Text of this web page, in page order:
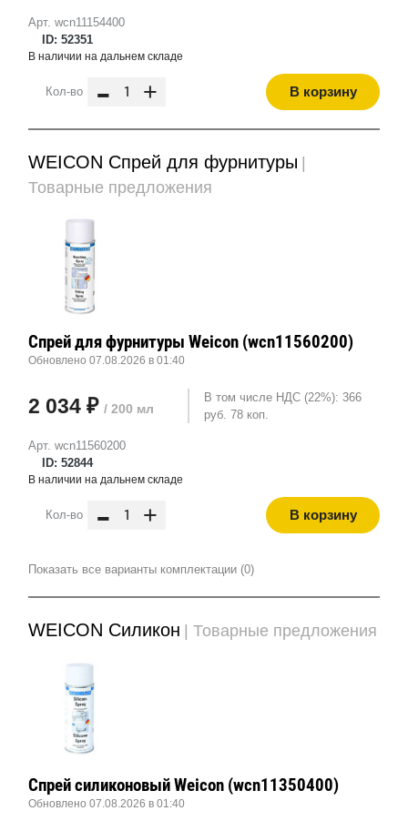
Арт. wcn11154400
ID: 52351
В наличии на дальнем складе
Кол-во - + В корзину
WEICON Спрей для фурнитуры
Товарные предложения
Арт. wcn11560200
ID: 52844
Спрей для фурнитуры Weicon (wcn11560200)
Обновлено 07.08.2026 в 01:40
2 034 ₽ / 200 мл
В том числе НДС (22%): 366
руб. 78 коп.
В наличии на дальнем складе
Кол-во - + В корзину
Показать все варианты комплектации (0)
WEICON Силикон | Товарные предложения
Спрей силиконовый Weicon (wcn11350400)
Обновлено 07.08.2026 в 01:40